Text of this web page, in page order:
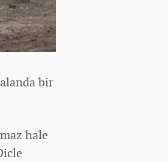
bir
hale